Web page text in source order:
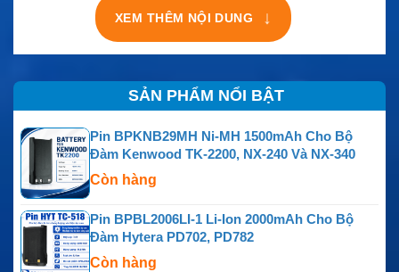
XEM THÊM NỘI DUNG ↓
SẢN PHẨM NỔI BẬT
Pin BPKNB29MH Ni-MH 1500mAh Cho Bộ
Đàm Kenwood TK-2200, NX-240 Và NX-340
Còn hàng
Pin BPBL2006LI-1 Li-Ion 2000mAh Cho Bộ
Đàm Hytera PD702, PD782
Còn hàng